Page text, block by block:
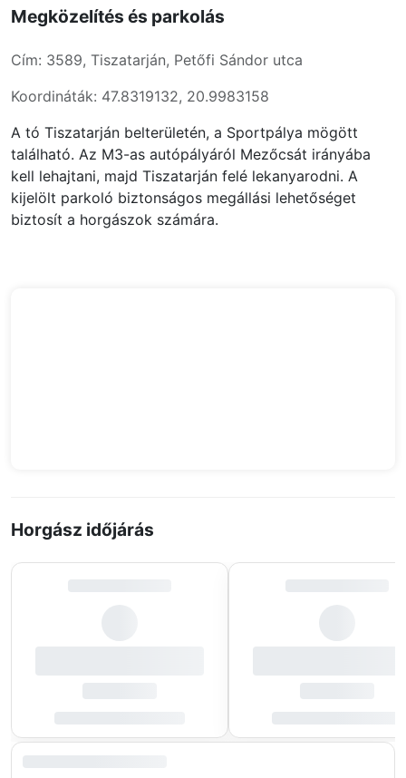
Megközelítés és parkolás
Cím: 3589, Tiszatarján, Petőfi Sándor utca
Koordináták: 47.8319132, 20.9983158
A tó Tiszatarján belterületén, a Sportpálya mögött
található. Az M3-as autópályáról Mezőcsát irányába
kell lehajtani, majd Tiszatarján felé lekanyarodni. A
kijelölt parkoló biztonságos megállási lehetőséget
biztosít a horgászok számára.
Horgász időjárás